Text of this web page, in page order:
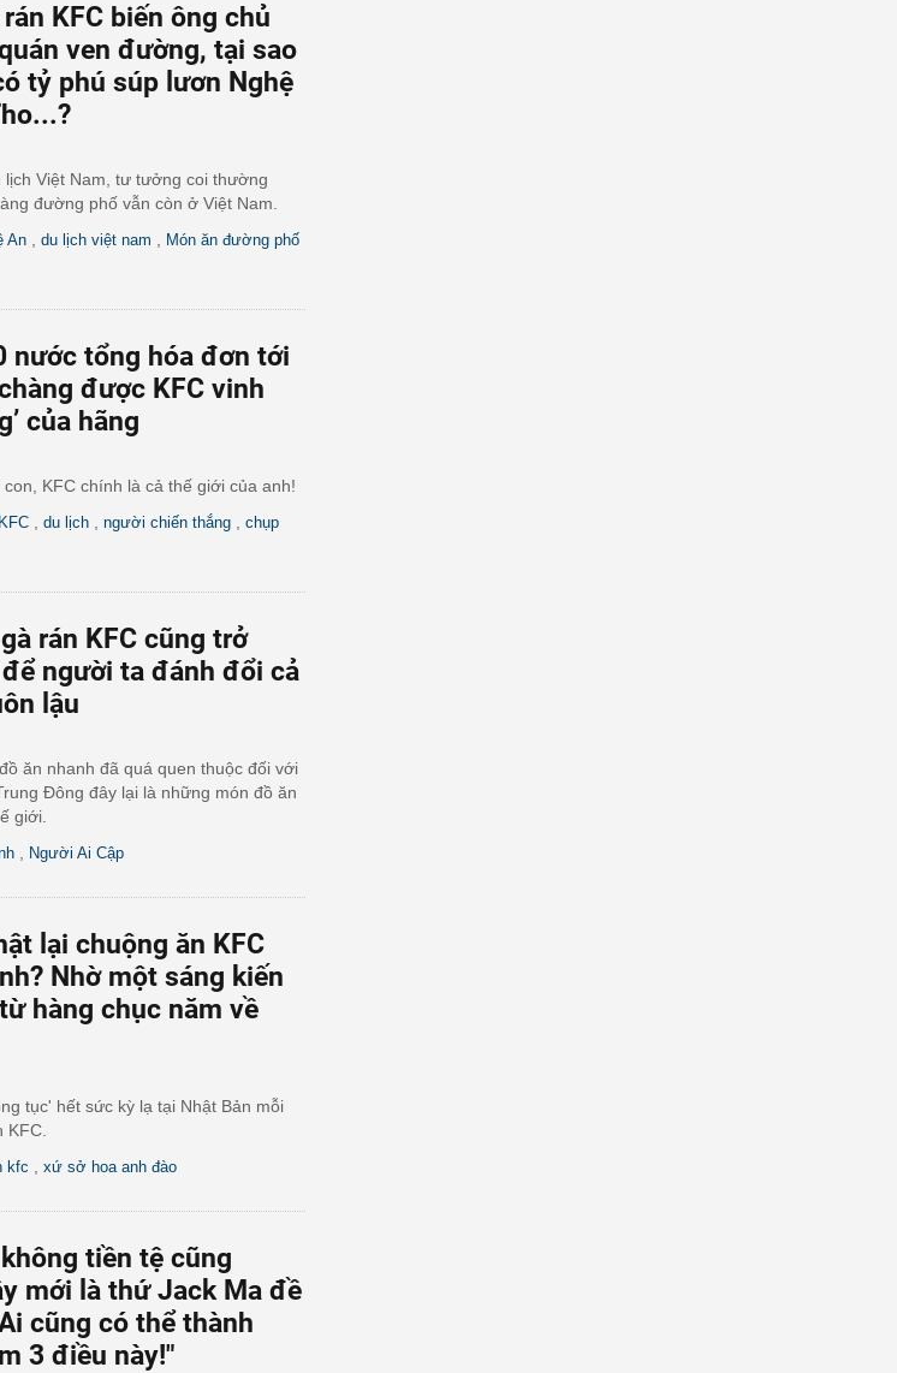
KFC biến ông chủ
ven đường, tại sao
tỷ phú súp lươn Nghệ
lịch Việt Nam, tư tưởng coi thường
đường phố vẫn còn ở Việt Nam.
An du lịch việt nam Món ăn đường phố
nước tổng hóa đơn tới
được KFC vinh
của hãng
KFC chính là cả thế giới của anh!
du lịch người chiến thắng
chụp
rán KFC cũng trở
người ta đánh đổi cả
lậu
ăn nhanh đã quá quen thuộc đối với
Đông đây lại là những món đồ ăn
giới.
Người Ai Cập
lại chuộng ăn KFC
Nhờ một sáng kiến
hàng chục năm về
tục' hết sức kỳ lạ tại Nhật Bản mỗi
KFC.
kfc xứ sở hoa anh đào
tiền tệ cũng
mới là thứ Jack Ma đề
cũng có thể thành
3 điều này!"